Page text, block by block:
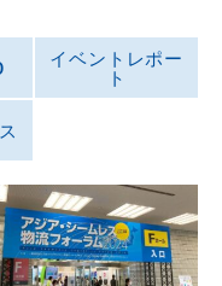
イベントレポー
ト